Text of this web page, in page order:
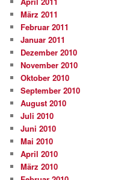
März 2011
Februar 2011
Januar 2011
Dezember 2010
November 2010
Oktober 2010
September 2010
August 2010
Juli 2010
Juni 2010
Mai 2010
April 2010
März 2010